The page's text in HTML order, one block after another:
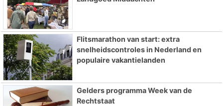
Flitsmarathon van start: extra
snelheidscontroles in Nederland en
populaire vakantielanden
Gelders programma Week van de
Rechtstaat